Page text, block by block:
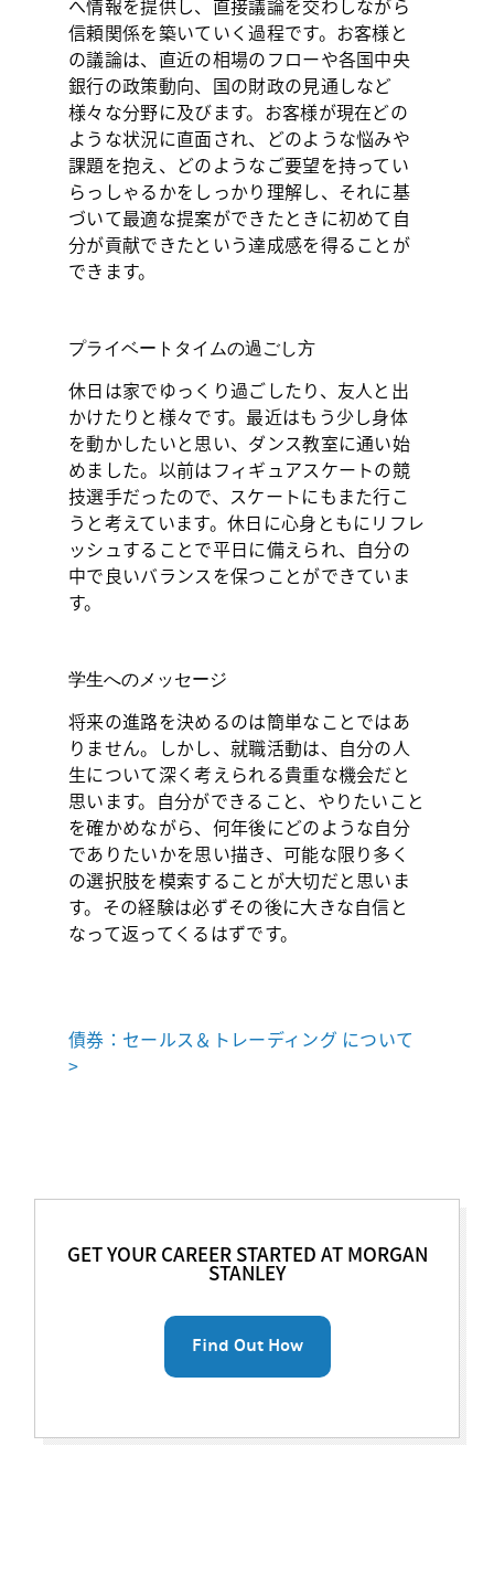
信頼関係を築いていく過程です。お客様と
の議論は、直近の相場のフローや各国中央
銀行の政策動向、国の財政の見通しなど
様々な分野に及びます。お客様が現在どの
ような状況に直面され、どのような悩みや
課題を抱え、どのようなご要望を持ってい
らっしゃるかをしっかり理解し、それに基
づいて最適な提案ができたときに初めて自
分が貢献できたという達成感を得ることが
できます。
プライベートタイムの過ごし方
休日は家でゆっくり過ごしたり、友人と出
かけたりと様々です。最近はもう少し身体
を動かしたいと思い、ダンス教室に通い始
めました。以前はフィギュアスケートの競
技選手だったので、スケートにもまた行こ
うと考えています。休日に心身ともにリフレ
ッシュすることで平日に備えられ、自分の
中で良いバランスを保つことができていま
す。
学生へのメッセージ
将来の進路を決めるのは簡単なことではあ
りません。しかし、就職活動は、自分の人
生について深く考えられる貴重な機会だと
思います。自分ができること、やりたいこと
を確かめながら、何年後にどのような自分
でありたいかを思い描き、可能な限り多く
の選択肢を模索することが大切だと思いま
す。その経験は必ずその後に大きな自信と
なって返ってくるはずです。
債券：セールス＆トレーディング について
>
GET YOUR CAREER STARTED AT MORGAN
STANLEY
Find Out How